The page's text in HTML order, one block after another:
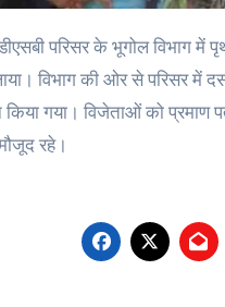
विभाग की ओर से परिसर में
गया। विजेताओं को प्रमाण
रहे।